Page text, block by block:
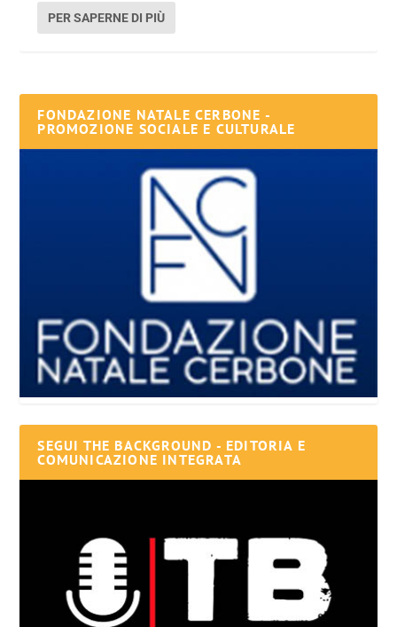
PER SAPERNE DI PIÙ
FONDAZIONE NATALE CERBONE -
PROMOZIONE SOCIALE E CULTURALE
SEGUI THE BACKGROUND - EDITORIA E
COMUNICAZIONE INTEGRATA